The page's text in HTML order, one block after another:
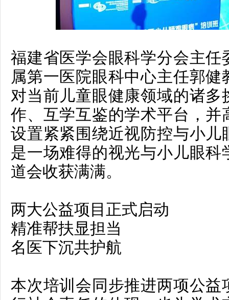
福建省医学会眼科学分会主任
属第一医院眼科中心主任郭
对当前儿童眼健康领域的诸多
作、互学互鉴的学术平台，并
设置紧紧围绕近视防控与小儿
是一场难得的视光与小儿眼科
道会收获满满。
两大公益项目正式启动
精准帮扶显担当
名医下沉共护航
本次培训会同步推进两项公益